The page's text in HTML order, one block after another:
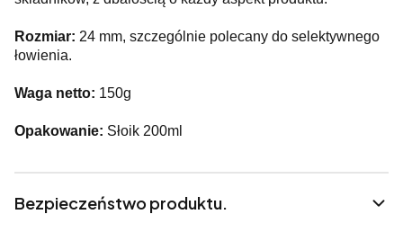
Rozmiar: 24 mm, szczególnie polecany do selektywnego
łowienia.
Waga netto: 150g
Opakowanie: Słoik 200ml
Bezpieczeństwo produktu.